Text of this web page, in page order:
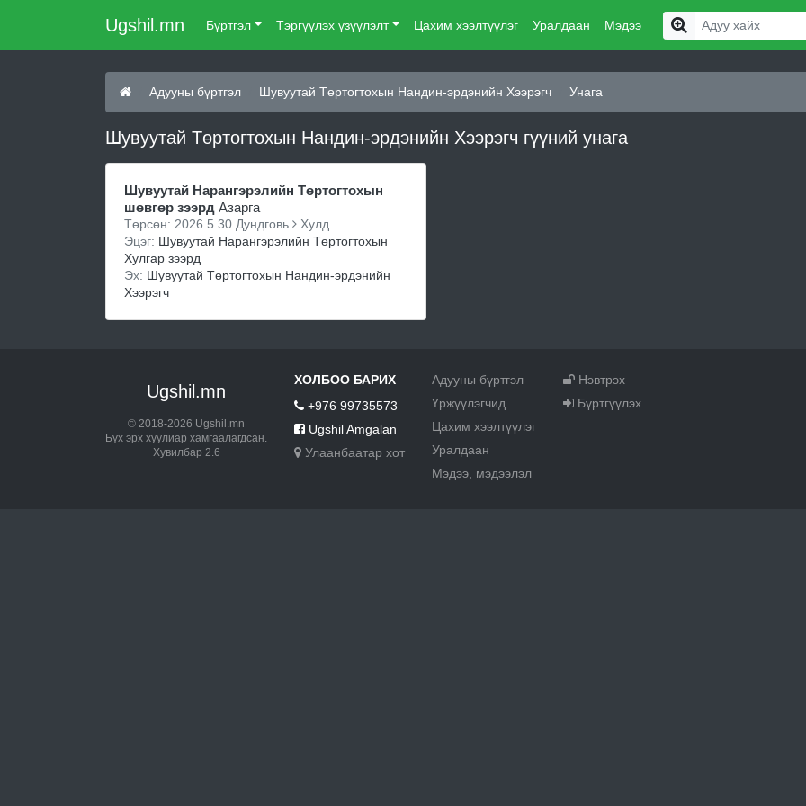
Ugshil.mn Бүртгэл Тэргүүлэх үзүүлэлт Цахим хээлтүүлэг Уралдаан Мэдээ
Адууны бүртгэл Шувуутай Төртогтохын Нандин-эрдэнийн Хээрэгч Унага
Шувуутай Төртогтохын Нандин-эрдэнийн Хээрэгч гүүний унага
Шувуутай Нарангэрэлийн Төртогтохын
шөвгөр зээрд Азарга
Төрсөн: 2026.5.30 Дундговь
Хулд
Эцэг: Шувуутай Нарангэрэлийн Төртогтохын
Хулгар зээрд
Эх: Шувуутай Төртогтохын Нандин-эрдэнийн
Хээрэгч
Ugshil.mn
© 2018-2026 Ugshil.mn
Бүх эрх хуулиар хамгаалагдсан.
Хувилбар 2.6
ХОЛБОО БАРИХ
+976 99735573
Ugshil Amgalan
Улаанбаатар хот
Адууны бүртгэл
Үржүүлэгчид
Цахим хээлтүүлэг
Уралдаан
Мэдээ, мэдээлэл
Нэвтрэх
Бүртгүүлэх